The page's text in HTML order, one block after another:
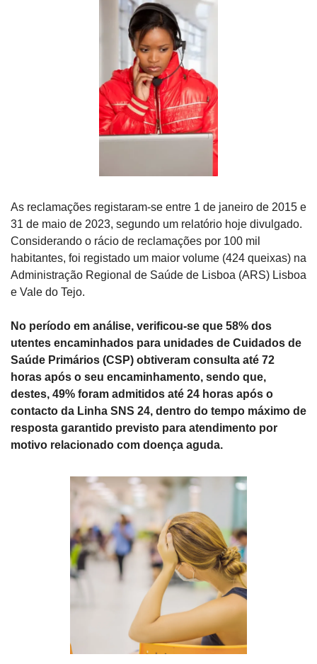
As reclamações registaram-se entre 1 de janeiro de 2015 e
31 de maio de 2023, segundo um relatório hoje divulgado.
Considerando o rácio de reclamações por 100 mil
habitantes, foi registado um maior volume (424 queixas) na
Administração Regional de Saúde de Lisboa (ARS) Lisboa
e Vale do Tejo.
No período em análise, verificou-se que 58% dos
utentes encaminhados para unidades de Cuidados de
Saúde Primários (CSP) obtiveram consulta até 72
horas após o seu encaminhamento, sendo que,
destes, 49% foram admitidos até 24 horas após o
contacto da Linha SNS 24, dentro do tempo máximo de
resposta garantido previsto para atendimento por
motivo relacionado com doença aguda.